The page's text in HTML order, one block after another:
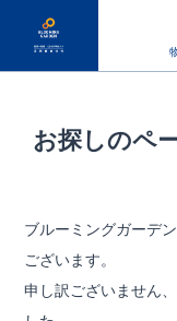
お探しのペ
ブルーミングガーデ
ございます。
申し訳ございません